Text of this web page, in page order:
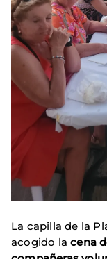
La capilla de la
acogido lacena